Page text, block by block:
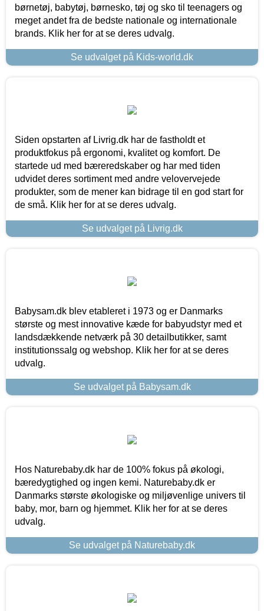
børnetøj, babytøj, børnesko, tøj og sko til teenagers og
meget andet fra de bedste nationale og internationale
brands. Klik her for at se deres udvalg.
Se udvalget på Kids-world.dk
Siden opstarten af Livrig.dk har de fastholdt et
produktfokus på ergonomi, kvalitet og komfort. De
startede ud med bæreredskaber og har med tiden
udvidet deres sortiment med andre velovervejede
produkter, som de mener kan bidrage til en god start for
de små. Klik her for at se deres udvalg.
Se udvalget på Livrig.dk
Babysam.dk blev etableret i 1973 og er Danmarks
største og mest innovative kæde for babyudstyr med et
landsdækkende netværk på 30 detailbutikker, samt
institutionssalg og webshop. Klik her for at se deres
udvalg.
Se udvalget på Babysam.dk
Hos Naturebaby.dk har de 100% fokus på økologi,
bæredygtighed og ingen kemi. Naturebaby.dk er
Danmarks største økologiske og miljøvenlige univers til
baby, mor, barn og hjemmet. Klik her for at se deres
udvalg.
Se udvalget på Naturebaby.dk